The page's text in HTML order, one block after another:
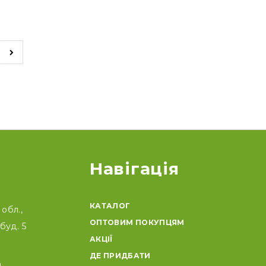
5
Навігація
КАТАЛОГ
ОПТОВИМ ПОКУПЦЯМ
АКЦІЇ
ДЕ ПРИДБАТИ